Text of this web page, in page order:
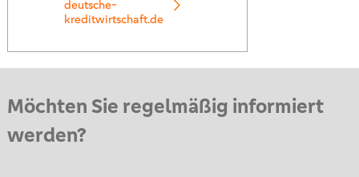
deutsche-
kreditwirtschaft.de
Möchten Sie regelmäßig informiert
werden?